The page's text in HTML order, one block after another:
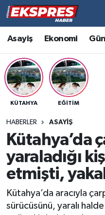
Asayiş Ekonomi
KÜTAHYA EĞITIM
HABERLER ASAYIŞ
Kütahya’da
yaraladığı
etmişti,
Kütahya’da aracıyla
sürücüsünü, yaralı
Altıntaş
Asayiş
Aslanapa
Bölge
Çavdarhisar
Dumlupınar
Hava Durumu
Trafik Durumu
Süper Lig Puan
Son Dakika
Haber Arşivi